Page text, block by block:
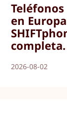
en
completa.
2026-08-02